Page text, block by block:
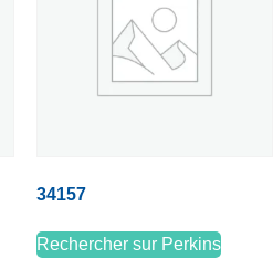
34157
Rechercher sur Perkins